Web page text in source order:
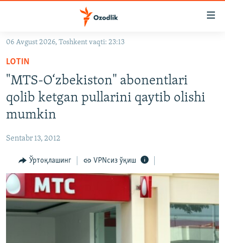
Асосий
навигацияга
ўтинг
Қидиришга
ўтинг
OZODVIDEO
OZODARXIV
На русском
ИЖТИМОИЙ ТАРМОҚЛАР
Озодлик бошқа тилларда
06 Avgust 2026, Toshkent vaqti: 23:13
LOTIN
"MTS-O‘zbekiston" abonentlari
qolib ketgan pullarini qaytib olishi
mumkin
Sentabr 13, 2012
Ўртоқлашинг VPNсиз ўқиш